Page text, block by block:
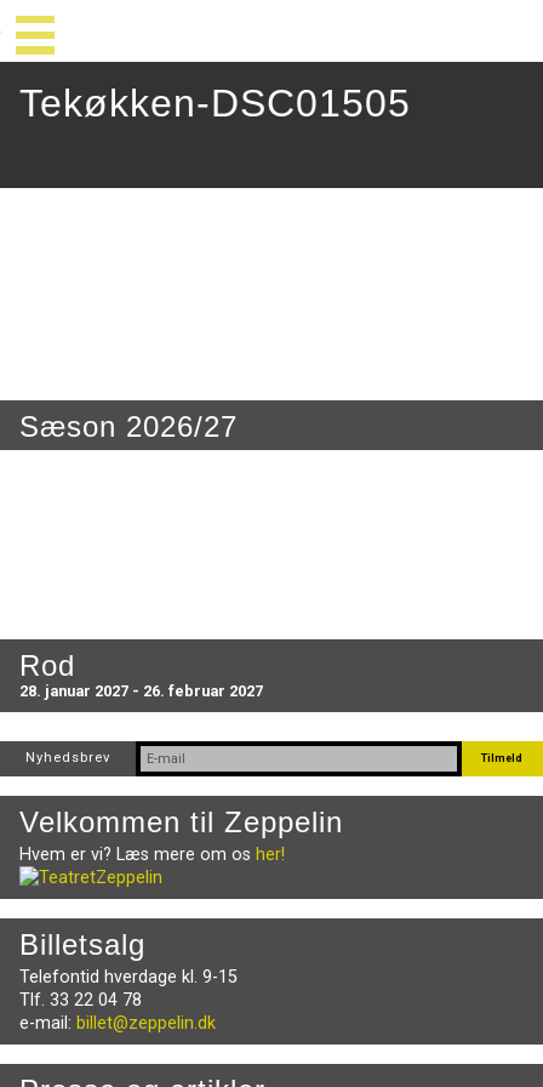
Tekøkken-DSC01505
Sæson 2026/27
Rod
28. januar 2027 - 26. februar 2027
Nyhedsbrev
Velkommen til Zeppelin
Hvem er vi? Læs mere om os her!
Billetsalg
Telefontid hverdage kl. 9-15
Tlf. 33 22 04 78
e-mail: billet@zeppelin.dk